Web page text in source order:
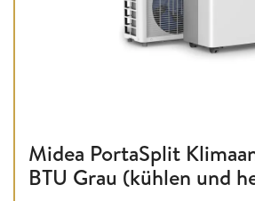
Midea PortaSplit
BTU Grau (kühlen und